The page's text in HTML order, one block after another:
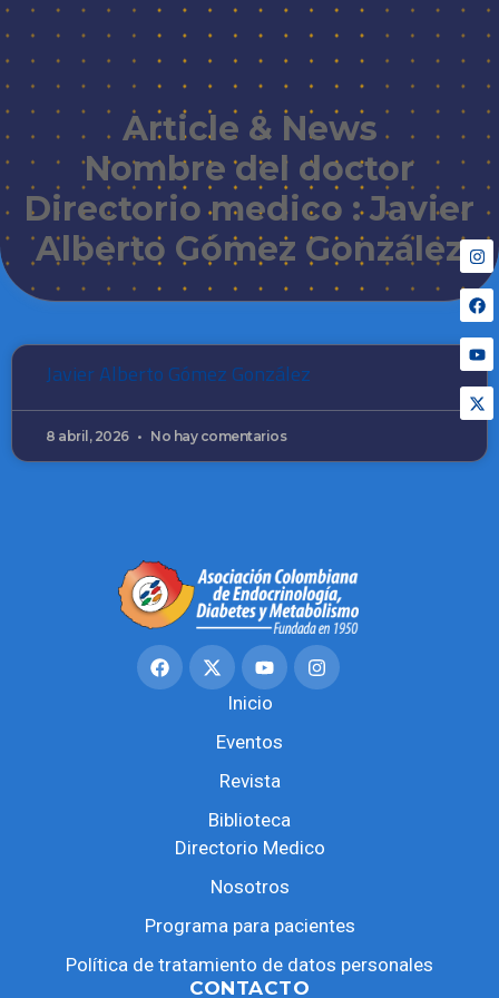
Article & News
Nombre del doctor
Directorio medico : Javier
Alberto Gómez González
Javier Alberto Gómez González
8 abril, 2026 No hay comentarios
Inicio
Eventos
Revista
Biblioteca
Directorio Medico
Nosotros
Programa para pacientes
Política de tratamiento de datos personales
CONTACTO